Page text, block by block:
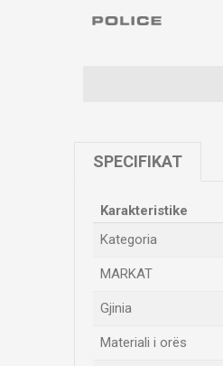
SPECIFIKAT
Karakteristike
Kategoria
MARKAT
Gjinia
Materiali i orës